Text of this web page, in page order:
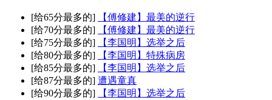
[给65分最多的]
【傅修建】最美的逆行
[给70分最多的]
【傅修建】最美的逆行
[给75分最多的]
【李国明】选举之后
[给80分最多的]
【李国明】特殊病房
[给85分最多的]
【李国明】选举之后
[给87分最多的] 遭遇童真
[给90分最多的]
【李国明】选举之后